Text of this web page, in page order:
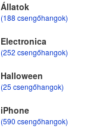
Állatok
(188 csengőhangok)
Electronica
(252 csengőhangok)
Halloween
(25 csengőhangok)
iPhone
(590 csengőhangok)